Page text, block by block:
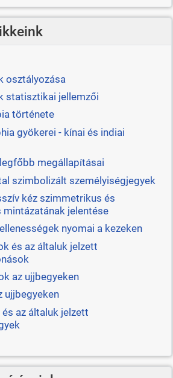
osztályozása
statisztikai jellemzői
története
gyökerei - kínai és indiai
megállapításai
szimbolizált személyiségjegyek
kéz szimmetrikus és
jelentése
nyomai a kezeken
és az általuk jelzett
az ujjbegyeken
ujjbegyeken
az általuk jelzett